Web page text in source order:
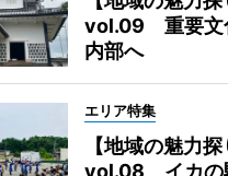
vol.09 重要文
内部へ
エリア特集
【地域の魅力
vol.08 イカの